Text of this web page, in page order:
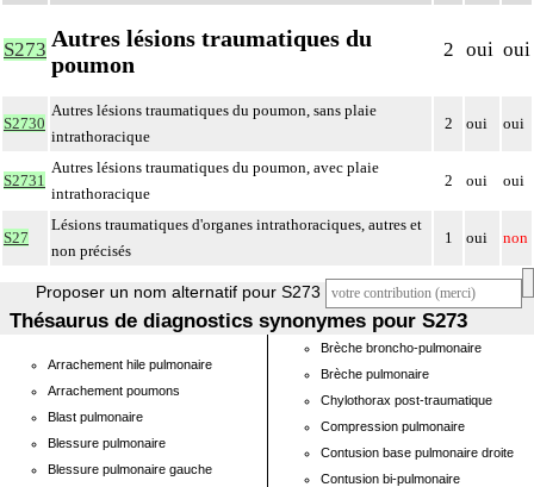
S273 Autres lésions traumatiques du
poumon
2 oui oui
S2730
Autres lésions traumatiques du poumon, sans plaie
intrathoracique
2 oui oui
S2731
Autres lésions traumatiques du poumon, avec plaie
intrathoracique
2 oui oui
S27
Lésions traumatiques d'organes intrathoraciques, autres et
non précisés
1 oui non
Proposer un nom alternatif pour S273
Thésaurus de diagnostics synonymes pour S273
Arrachement hile pulmonaire
Arrachement poumons
Blast pulmonaire
Blessure pulmonaire
Blessure pulmonaire gauche
Brèche broncho-pulmonaire
Brèche pulmonaire
Chylothorax post-traumatique
Compression pulmonaire
Contusion base pulmonaire droite
Contusion bi-pulmonaire